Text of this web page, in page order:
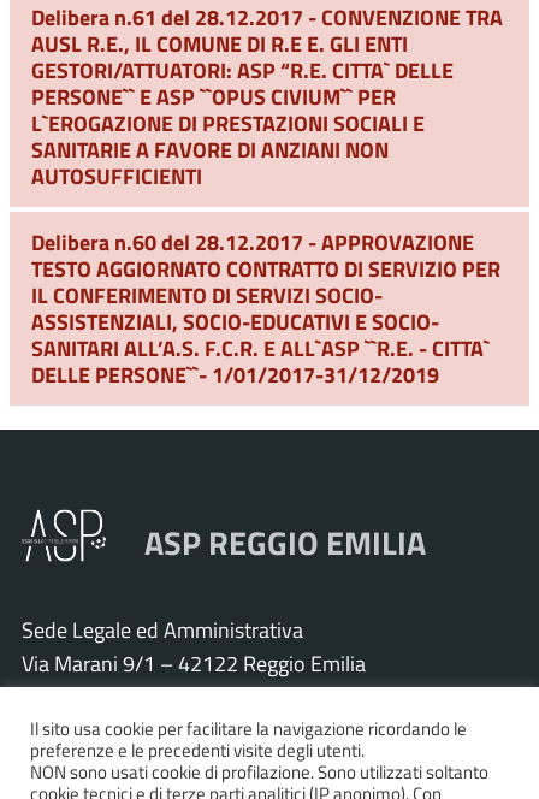
Delibera n.61 del 28.12.2017 - CONVENZIONE TRA
AUSL R.E., IL COMUNE DI R.E E. GLI ENTI
GESTORI/ATTUATORI: ASP “R.E. CITTA` DELLE
PERSONE`` E ASP ``OPUS CIVIUM`` PER
L`EROGAZIONE DI PRESTAZIONI SOCIALI E
SANITARIE A FAVORE DI ANZIANI NON
AUTOSUFFICIENTI
Delibera n.60 del 28.12.2017 - APPROVAZIONE
TESTO AGGIORNATO CONTRATTO DI SERVIZIO PER
IL CONFERIMENTO DI SERVIZI SOCIO-
ASSISTENZIALI, SOCIO-EDUCATIVI E SOCIO-
SANITARI ALL’A.S. F.C.R. E ALL`ASP ``R.E. - CITTA`
DELLE PERSONE``- 1/01/2017-31/12/2019
ASP REGGIO EMILIA
Sede Legale ed Amministrativa
Via Marani 9/1 – 42122 Reggio Emilia
Tel. 0522 571011 – Fax 0522 571030
Cod. Fisc. e P.IVA 01925120352
PEC:asp.re@pcert.postecert.it
Il sito usa cookie per facilitare la navigazione ricordando le
preferenze e le precedenti visite degli utenti.
NON sono usati cookie di profilazione. Sono utilizzati soltanto
cookie tecnici e di terze parti analitici (IP anonimo). Con